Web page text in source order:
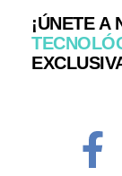
¡ÚNETE A